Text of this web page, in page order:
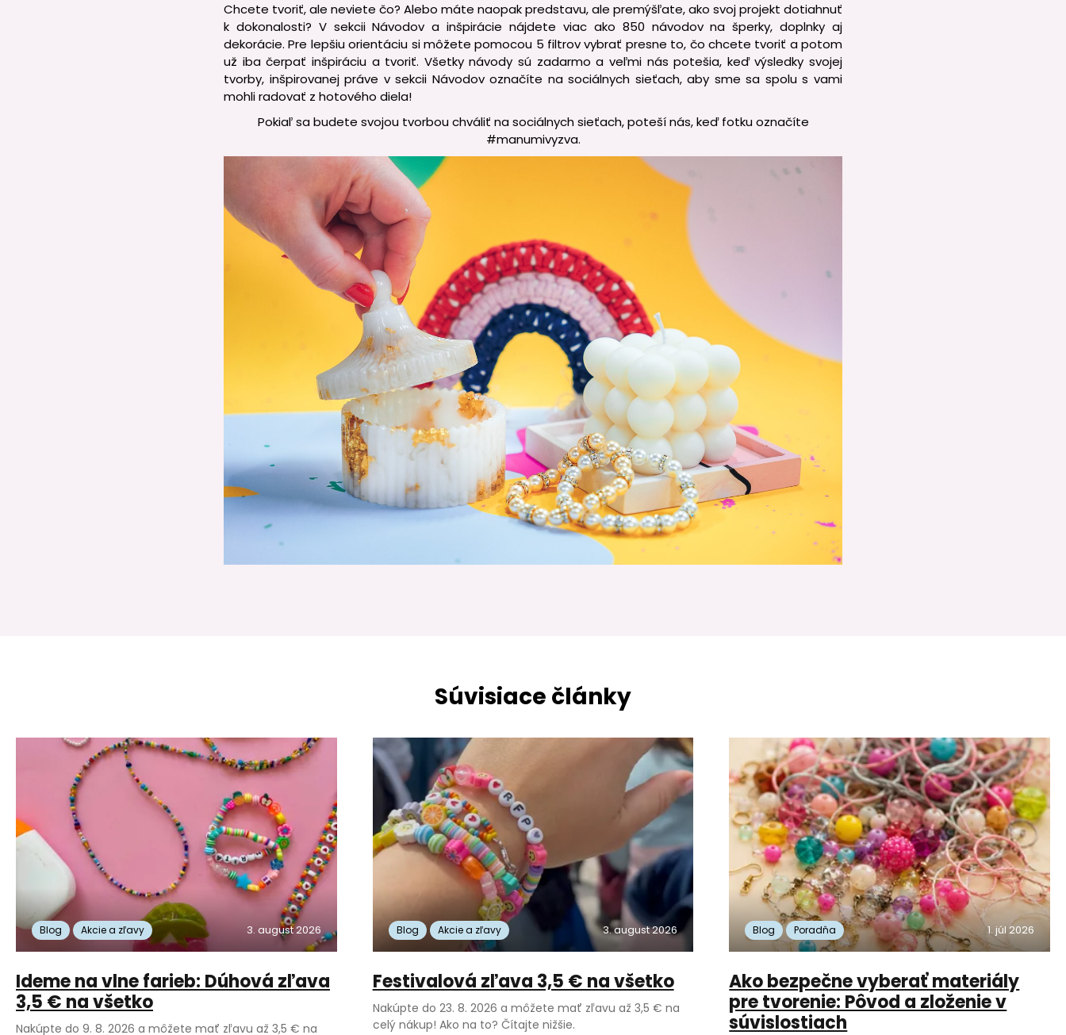
Chcete tvoriť, ale neviete čo? Alebo máte naopak predstavu, ale premýšľate, ako svoj projekt dotiahnuť
k dokonalosti? V sekcii Návodov a inšpirácie nájdete viac ako 850 návodov na šperky, doplnky aj
dekorácie. Pre lepšiu orientáciu si môžete pomocou 5 filtrov vybrať presne to, čo chcete tvoriť a potom
už iba čerpať inšpiráciu a tvoriť. Všetky návody sú zadarmo a veľmi nás potešia, keď výsledky svojej
tvorby, inšpirovanej práve v sekcii Návodov označíte na sociálnych sieťach, aby sme sa spolu s vami
mohli radovať z hotového diela!
Pokiaľ sa budete svojou tvorbou chváliť na sociálnych sieťach, poteší nás, keď fotku označíte
#manumivyzva.
Súvisiace články
Blog Akcie a zľavy 3. august 2026
Ideme na vlne farieb: Dúhová zľava
3,5 € na všetko
Nakúpte do 9. 8. 2026 a môžete mať zľavu až 3,5 € na
Blog Akcie a zľavy 3. august 2026
Festivalová zľava 3,5 € na všetko
Nakúpte do 23. 8. 2026 a môžete mať zľavu až 3,5 € na
celý nákup! Ako na to? Čítajte nižšie.
Blog Poradňa 1. júl 2026
Ako bezpečne vyberať materiály
pre tvorenie: Pôvod a zloženie v
súvislostiach